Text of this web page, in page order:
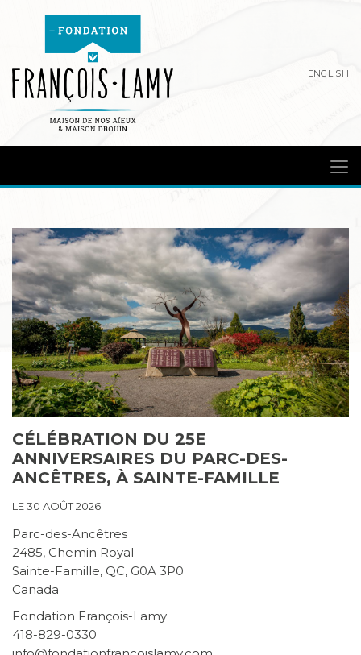
ENGLISH
CÉLÉBRATION DU 25E
ANNIVERSAIRES DU PARC-DES-
ANCÊTRES, À SAINTE-FAMILLE
LE 30 AOÛT 2026
Parc-des-Ancêtres
2485, Chemin Royal
Sainte-Famille, QC, G0A 3P0
Canada
Fondation François-Lamy
418-829-0330